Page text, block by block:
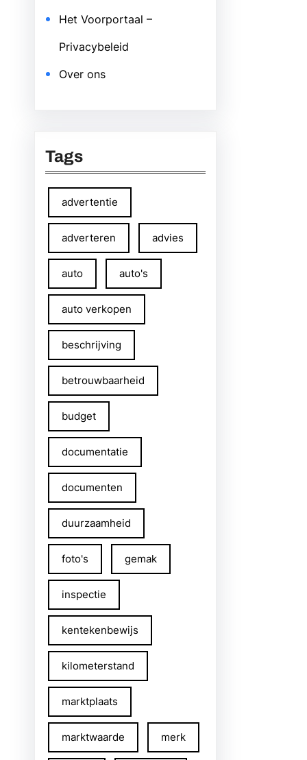
Het Voorportaal –
Privacybeleid
Over ons
Tags
advertentie
adverteren advies
auto auto's
auto verkopen
beschrijving
betrouwbaarheid
budget
documentatie
documenten
duurzaamheid
foto's gemak
inspectie
kentekenbewijs
kilometerstand
marktplaats
marktwaarde merk